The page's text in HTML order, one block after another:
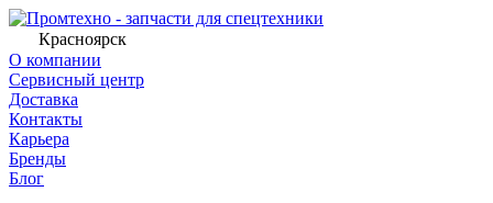
Красноярск
О компании
Сервисный центр
Доставка
Контакты
Карьера
Бренды
Блог